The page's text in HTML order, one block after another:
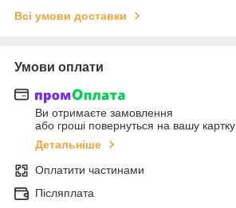
Всі умови доставки
Умови оплати
Ви отримаєте замовлення
або гроші повернуться на вашу картку
Детальніше
Оплатити частинами
Післяплата